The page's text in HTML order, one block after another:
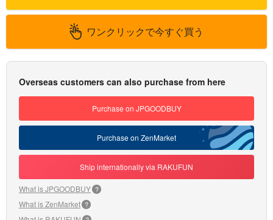
ワンクリックで今すぐ買う
Overseas customers can also purchase from here
Purchase on JPGOODBUY
Purchase on ZenMarket
Ship internationally via RAKUFUN
What is JPGOODBUY ?
What is ZenMarket ?